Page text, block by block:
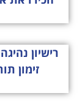
רישיון
זימון